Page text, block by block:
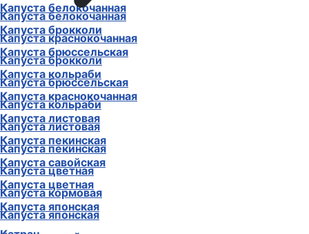
Капуста белокочанная
Капуста брокколи
Капуста брюссельская
Капуста кольраби
Капуста краснокочанная
Капуста листовая
Капуста пекинская
Капуста савойская
Капуста цветная
Капуста японская
Капуста белокочанная
Капуста краснокочанная
Капуста брокколи
Капуста брюссельская
Капуста кольраби
Капуста листовая
Капуста пекинская
Капуста цветная
Капуста кормовая
Капуста японская